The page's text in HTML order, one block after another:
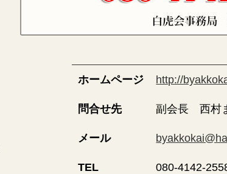
ホームページ http://
問合せ先 副会長 西村
メール
TEL 080-4142-